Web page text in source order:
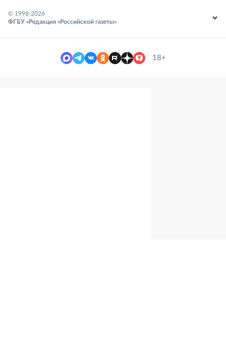
© 1998-2026
ФГБУ «Редакция «Российской газеты»
18+